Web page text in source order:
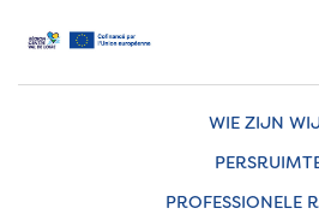
WIE ZIJN
PROFESSIONELE